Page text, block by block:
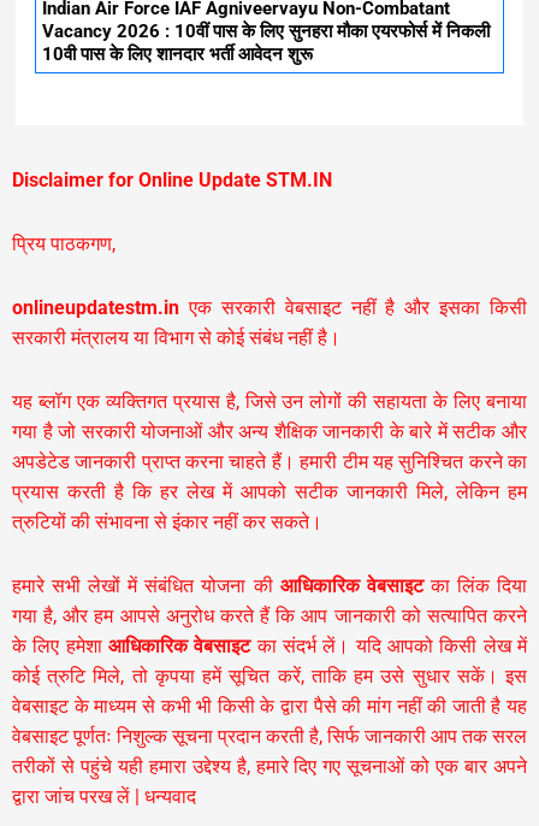
Indian Air Force IAF Agniveervayu Non-Combatant
Vacancy 2026 : 10वीं पास के लिए सुनहरा मौका एयरफोर्स में निकली
10वी पास के लिए शानदार भर्ती आवेदन शुरू
Disclaimer for Online Update STM.IN
प्रिय पाठकगण,
onlineupdatestm.in एक सरकारी वेबसाइट नहीं है और इसका किसी
सरकारी मंत्रालय या विभाग से कोई संबंध नहीं है।
यह ब्लॉग एक व्यक्तिगत प्रयास है, जिसे उन लोगों की सहायता के लिए बनाया
गया है जो सरकारी योजनाओं और अन्य शैक्षिक जानकारी के बारे में सटीक और
अपडेटेड जानकारी प्राप्त करना चाहते हैं। हमारी टीम यह सुनिश्चित करने का
प्रयास करती है कि हर लेख में आपको सटीक जानकारी मिले, लेकिन हम
त्रुटियों की संभावना से इंकार नहीं कर सकते।
हमारे सभी लेखों में संबंधित योजना की आधिकारिक वेबसाइटका लिंक दिया
गया है, और हम आपसे अनुरोध करते हैं कि आप जानकारी को सत्यापित करने
के लिए हमेशा आधिकारिक वेबसाइटका संदर्भ लें। यदि आपको किसी लेख में
कोई त्रुटि मिले, तो कृपया हमें सूचित करें, ताकि हम उसे सुधार सकें। इस
वेबसाइट के माध्यम से कभी भी किसी के द्वारा पैसे की मांग नहीं की जाती है यह
वेबसाइट पूर्णतः निशुल्क सूचना प्रदान करती है,सिर्फ जानकारी आप तक सरल
तरीकों से पहुंचे यही हमारा उद्देश्य है, हमारे दिए गए सूचनाओं को एक बार अपने
द्वारा जांच परख लें | धन्यवाद